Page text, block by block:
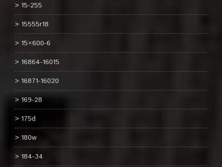
15-255
15555r18
15×600-6
16864-16015
16871-16020
169-28
175d
180w
184-34